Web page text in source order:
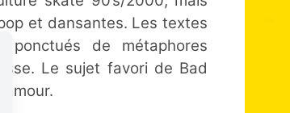
et dansantes. Les textes
de métaphores
Le sujet favori de Bad